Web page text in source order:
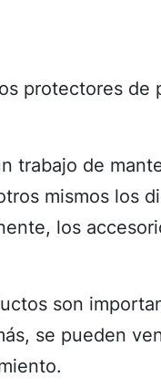
protectores de
trabajo de
mismos los
los
son
se pueden